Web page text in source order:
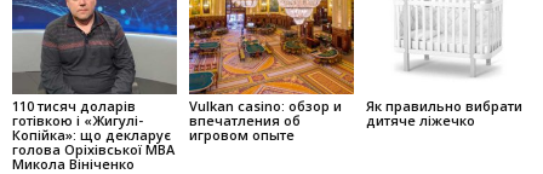
110 тисяч доларів
готівкою і «Жигулі-
Копійка»: що декларує
голова Оріхівської МВА
Микола Вініченко
Vulkan casino: обзор и
впечатления об
игровом опыте
Як правильно вибрати
дитяче ліжечко